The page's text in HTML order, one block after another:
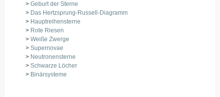
> Geburt der Sterne
> Das Hertzsprung-Russell-Diagramm
> Hauptreihensterne
> Rote Riesen
> Weiße Zwerge
> Supernovae
> Neutronensterne
> Schwarze Löcher
> Binärsysteme